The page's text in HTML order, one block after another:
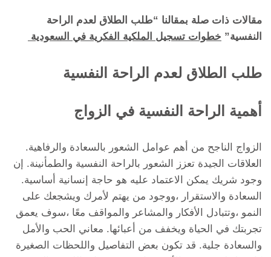
مقالات ذات صلة بمقالنا “طلب الطلاق لعدم الراحة
النفسية” خطوات تسجيل الملكية الفكرية في السعودية
طلب الطلاق لعدم الراحة النفسية
أهمية الراحة النفسية في الزواج
الزواج الناجح من أهم عوامل الشعور بالسعادة والرفاهية.
العلاقات الجيدة تعزز الشعور بالراحة النفسية والطمأنينة. إن
وجود شريك يمكن الاعتماد عليه هو حاجة إنسانية أساسية.
السعادة والاستقرار ،ووجود من يهتم لأمرك ويشجعك على
النمو ،وتتبادل الأفكار والمشاعر والمواقف معًا ،سوف يعمق
تجربتك في الحياة ويخفف من أعبائها. معاني الحب والأمل
والسعادة جلية. قد تكون بعض التفاصيل واللحظات الصغيرة